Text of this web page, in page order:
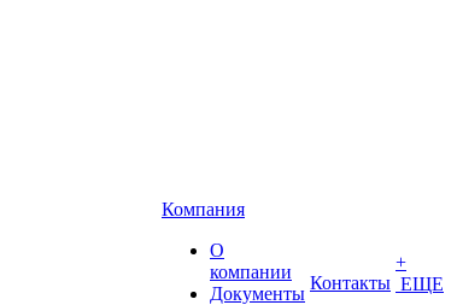
Компания
О
компании
Документы
Контакты
+
ЕЩЕ